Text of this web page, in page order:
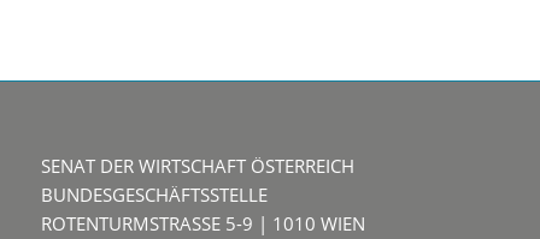
SENAT DER WIRTSCHAFT ÖSTERREICH
BUNDESGESCHÄFTSSTELLE
ROTENTURMSTRASSE 5-9 | 1010 WIEN